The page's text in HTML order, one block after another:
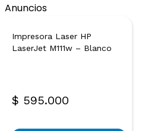
Anuncios
Impresora Laser HP
LaserJet M111w – Blanco
$ 595.000